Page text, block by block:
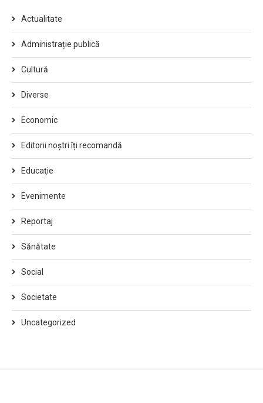
Actualitate
Administrație publică
Cultură
Diverse
Economic
Editorii noștri îți recomandă
Educaţie
Evenimente
Reportaj
Sănătate
Social
Societate
Uncategorized